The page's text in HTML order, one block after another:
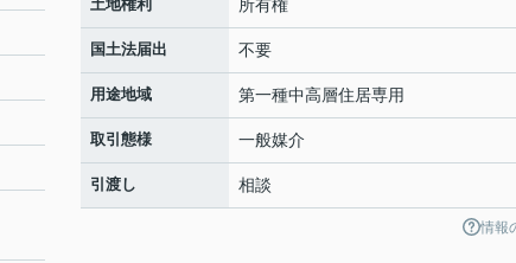
土地権利 所有権
国土法届出 不要
用途地域 第一種中高層住居専用
取引態様 一般媒介
引渡し 相談
情報